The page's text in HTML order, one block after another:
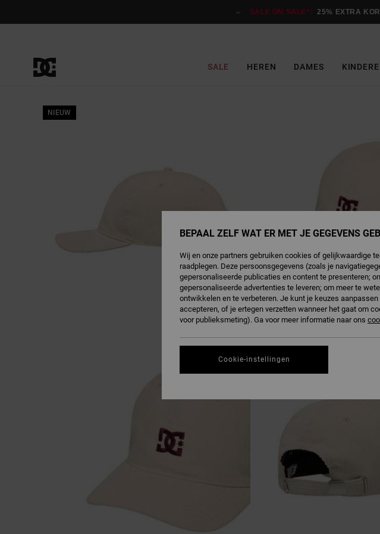
SALE ON SALE*: 25% EXTRA
SALE HEREN DAMES
NIEUW
BEPAAL ZELF WAT ER MET JE GEGEVENS
Wij en onze partners gebruiken cookies of gelijkwaardige
raadplegen. Deze persoonsgegevens (zoals je
gepersonaliseerde publicaties en content te presenteren;
gepersonaliseerde advertenties te leveren; om meer te
ontwikkelen en te verbeteren. Je kunt je keuzes
accepteren, of je ertegen verzetten wanneer het gaat om
voor publieksmeting). Ga voor meer informatie naar ons
Cookie-instellingen